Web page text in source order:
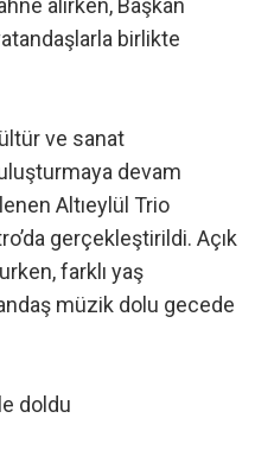
birlikte
ve sanat
devam
Altıeylül Trio
gerçekleştirildi. Açık
farklı yaş
müzik dolu gecede
doldu